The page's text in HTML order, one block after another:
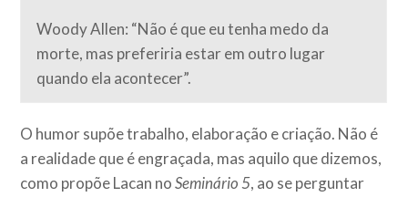
Woody Allen: “Não é que eu tenha medo da
morte, mas preferiria estar em outro lugar
quando ela acontecer”.
O humor supõe trabalho, elaboração e criação. Não é
a realidade que é engraçada, mas aquilo que dizemos,
como propõe Lacan noSeminário 5, ao se perguntar